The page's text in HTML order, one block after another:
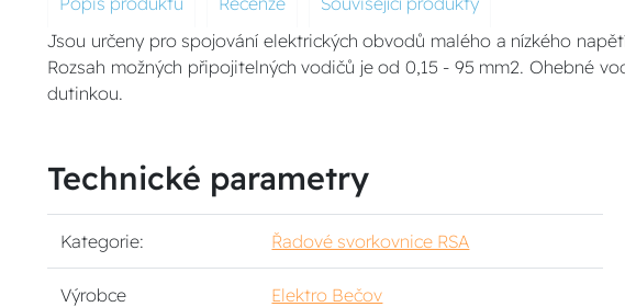
Jsou určeny pro spojování elektrických obvodů malého a nízkého
Rozsah možných připojitelných vodičů je od 0,15 - 95 mm2. Ohebné
dutinkou.
Technické parametry
Kategorie: Řadové svorkovnice RSA
Výrobce Elektro Bečov